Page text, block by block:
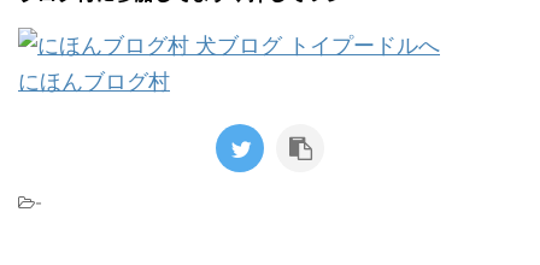
にほんブログ村
-